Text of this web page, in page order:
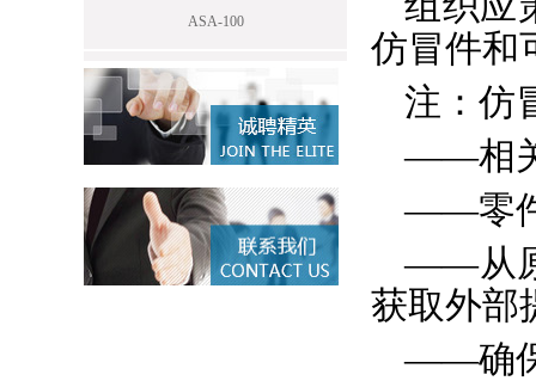
ASA-100
仿冒件和
注：仿
——相关
——零
——从
获取外部
——确保